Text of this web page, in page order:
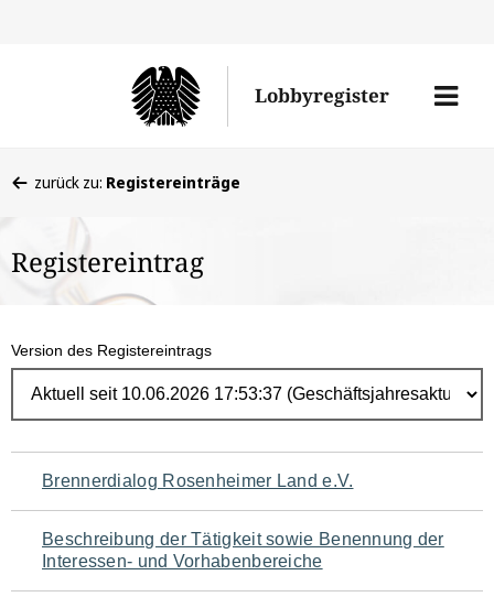
Lobbyregister
Menü
befinden
hier:
zurück zu: Registereinträge
Registereintrag
Version des Registereintrags
Navigation
für
den
Brennerdialog Rosenheimer Land e.V.
Beschreibung der Tätigkeit sowie Benennung der
Interessen- und Vorhabenbereiche